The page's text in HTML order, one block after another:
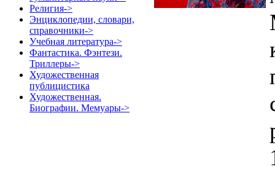
Религия->
Энциклопедии, словари,
справочники->
Учебная литература->
Фантастика. Фэнтези.
Триллеры->
Художественная
публицистика
Художественная.
Биографии. Мемуары->